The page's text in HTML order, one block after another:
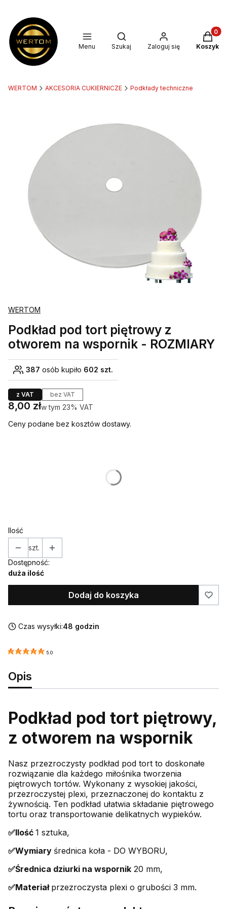
Menu
Otwórz wyszukiwarkę
Szukaj Zaloguj się Koszyk
WERTOM AKCESORIA CUKIERNICZE Podkłady techniczne
WERTOM
Podkład pod tort piętrowy z
otworem na wspornik - ROZMIARY
387 osób kupiło 602 szt.
z VAT bez VAT
Cena
8,00 złw tym 23% VAT
w tym 23% VAT
Ceny podane bez kosztów dostawy.
Ilość
szt.
Dostępność:
duża ilość
Dodaj do koszyka
Czas wysyłki:48 godzin
5.0
Opis
Podkład pod tort piętrowy,
z otworem na wspornik
Nasz przezroczysty podkład pod tort to doskonałe
rozwiązanie dla każdego miłośnika tworzenia
piętrowych tortów. Wykonany z wysokiej jakości,
przezroczystej plexi, przeznaczonej do kontaktu z
żywnością. Ten podkład ułatwia składanie piętrowego
tortu oraz transportowanie delikatnych wypieków.
✅Ilość 1 sztuka,
✅Wymiary średnica koła - DO WYBORU,
✅Średnica dziurki na wspornik 20 mm,
✅Materiał przezroczysta plexi o grubości 3 mm.